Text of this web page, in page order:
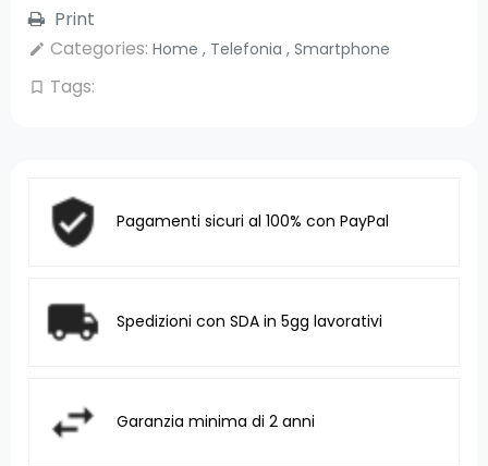
Print
edit Categories: Home , Telefonia , Smartphone
bookmark_border Tags:
Pagamenti sicuri al 100% con PayPal
Spedizioni con SDA in 5gg lavorativi
Garanzia minima di 2 anni